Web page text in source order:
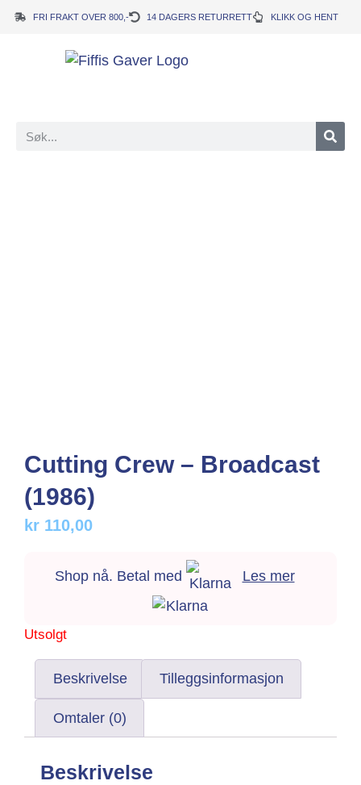
FRI FRAKT OVER 800,- 14 DAGERS RETURRETT KLIKK OG HENT
Cutting Crew – Broadcast
(1986)
kr 110,00
Shop nå. Betal med Les mer
Utsolgt
Beskrivelse Tilleggsinformasjon
Omtaler (0)
Beskrivelse